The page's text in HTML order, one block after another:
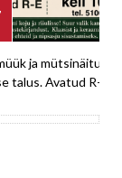
ja mütsinäitus
talus. Avatud R-E